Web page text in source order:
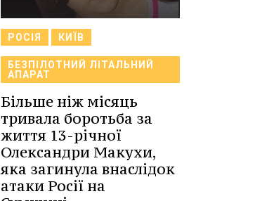
РОСІЯ КИЇВ
БЕЗПІЛОТНИЙ ЛІТАЛЬНИЙ
АПАРАТ
Більше ніж місяць
тривала боротьба за
життя 13-річної
Олександри Макухи,
яка загинула внаслідок
атаки Росії на